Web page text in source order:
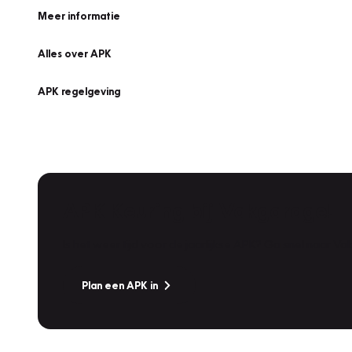
Meer informatie
Alles over APK
APK regelgeving
Plan een APK in